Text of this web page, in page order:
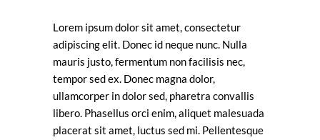
Lorem ipsum dolor sit amet, consectetur
adipiscing elit. Donec id neque nunc. Nulla
mauris justo, fermentum non facilisis nec,
tempor sed ex. Donec magna dolor,
ullamcorper in dolor sed, pharetra convallis
libero. Phasellus orci enim, aliquet malesuada
placerat sit amet, luctus sed mi. Pellentesque